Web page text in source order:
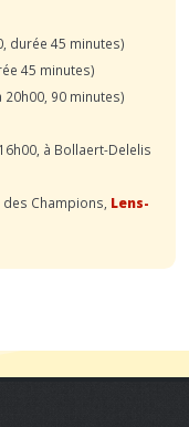
durée 45 minutes)
45 minutes)
20h00, 90 minutes)
à Bollaert-Delelis
Champions, Lens-